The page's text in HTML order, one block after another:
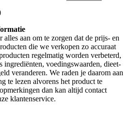
aan om te zorgen dat de prijs- en
die we verkopen zo accuraat
regelmatig worden verbeterd,
ingrediënten, voedingswaarden, dieet-
veranderen. We raden je daarom aan
te lezen alvorens het product te
dan kan altijd contact
klantenservice.